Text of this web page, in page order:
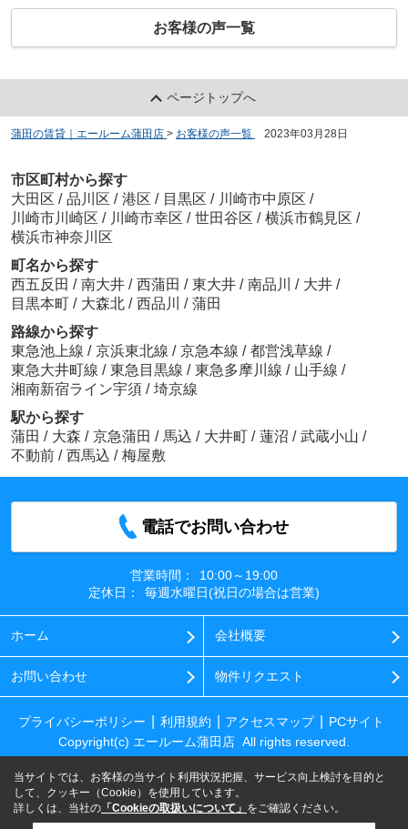
お客様の声一覧
ページトップへ
蒲田の賃貸｜エールーム蒲田店 > お客様の声一覧 2023年03月28日
市区町村から探す
大田区 / 品川区 / 港区 / 目黒区 / 川崎市中原区 /
川崎市川崎区 / 川崎市幸区 / 世田谷区 / 横浜市鶴見区 /
横浜市神奈川区
町名から探す
西五反田 / 南大井 / 西蒲田 / 東大井 / 南品川 / 大井 /
目黒本町 / 大森北 / 西品川 / 蒲田
路線から探す
東急池上線 / 京浜東北線 / 京急本線 / 都営浅草線 /
東急大井町線 / 東急目黒線 / 東急多摩川線 / 山手線 /
湘南新宿ライン宇須 / 埼京線
駅から探す
蒲田 / 大森 / 京急蒲田 / 馬込 / 大井町 / 蓮沼 / 武蔵小山 /
不動前 / 西馬込 / 梅屋敷
電話でお問い合わせ
営業時間：
10:00～19:00
定休日：
毎週水曜日(祝日の場合は営業)
ホーム 会社概要
お問い合わせ 物件リクエスト
プライバシーポリシー 利用規約 アクセスマップ
PCサイト
Copyright(c) エールーム蒲田店 All rights reserved.
当サイトでは、お客様の当サイト利用状況把握、サービス向上検討を目的と
して、クッキー（Cookie）を使用しています。
詳しくは、当社の 「Cookieの取扱いについて」 をご確認ください。